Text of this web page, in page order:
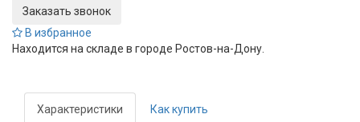
Заказать звонок
В избранное
Находится на складе в городе Ростов-на-Дону
Характеристики Как купить